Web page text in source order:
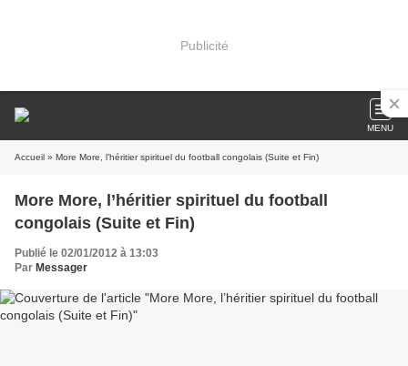
Publicité
MENU
Accueil » More More, l’héritier spirituel du football congolais (Suite et Fin)
More More, l’héritier spirituel du football
congolais (Suite et Fin)
Publié le 02/01/2012 à 13:03
Par Messager